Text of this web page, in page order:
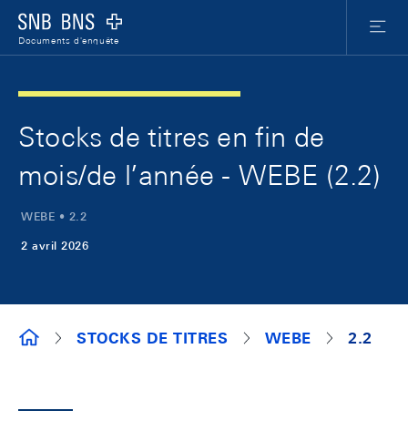
Logo
Documents d'enquête
Menu
Stocks de titres en fin de
mois/de l’année - WEBE (2.2)
WEBE • 2.2
2 avril 2026
DOCUMENTS D'ENQUÊTE
STOCKS DE TITRES WEBE 2.2